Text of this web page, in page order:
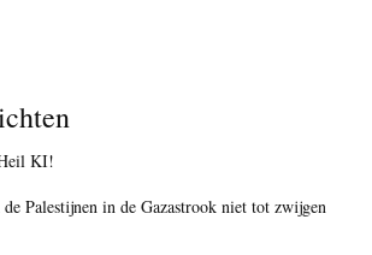
KI!
Palestijnen in de Gazastrook niet tot zwijgen